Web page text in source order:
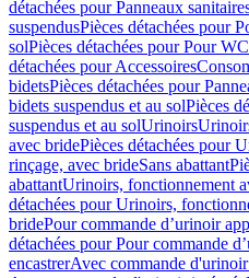
détachées pour Panneaux
suspendusPièces détachées pour
solPièces détachées pour Pour
détachées pour Accessoires
bidetsPièces détachées pour
bidets suspendus et au solPièces
suspendus et au solUrinoirs
avec bridePièces détachées pour
rinçage, avec brideSans abattant
abattantUrinoirs, fonctionnement
détachées pour Urinoirs,
bridePour commande d’urinoir
détachées pour Pour commande
encastrerAvec commande